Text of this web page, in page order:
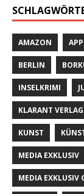
AMAZON
BERLIN
INSELKRIMI
KLARANT VERLAG
KUNST
MEDIA EXKLUSIV
MEDIA EXKLUSIV